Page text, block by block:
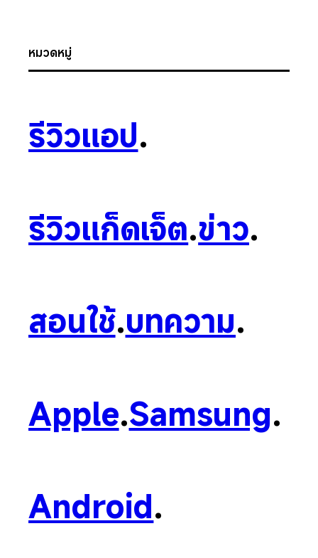
หมวดหมู่
รีวิวแอป.
รีวิวแก็ดเจ็ต.ข่าว.
สอนใช้.บทความ.
Apple.Samsung.
Android.